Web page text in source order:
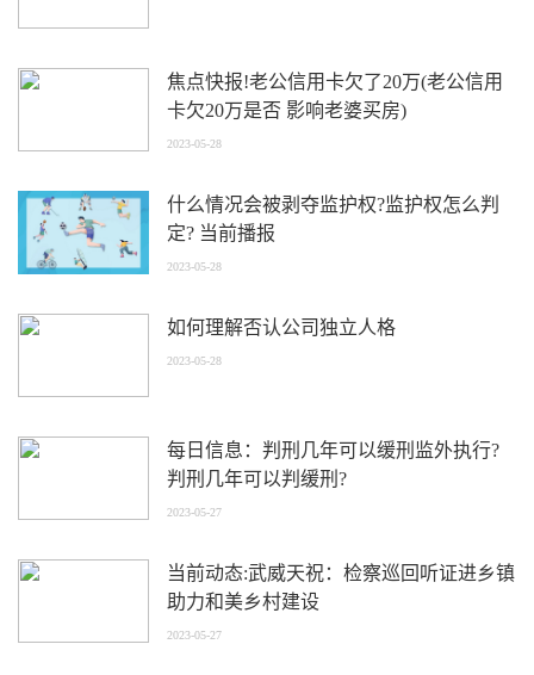
焦点快报!老公信用卡欠了20万(老公信用
卡欠20万是否 影响老婆买房)
2023-05-28
什么情况会被剥夺监护权?监护权怎么判
定? 当前播报
2023-05-28
如何理解否认公司独立人格
2023-05-28
每日信息：判刑几年可以缓刑监外执行?
判刑几年可以判缓刑?
2023-05-27
当前动态:武威天祝：检察巡回听证进乡镇
助力和美乡村建设
2023-05-27